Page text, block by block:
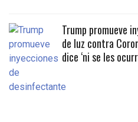
Trump promueve
de luz contra
dice ‘ni se les